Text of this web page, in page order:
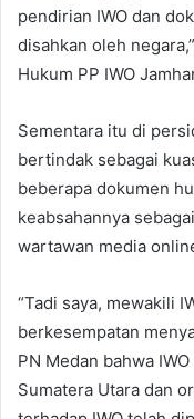
pendirian IWO dan
disahkan oleh
Hukum PP IWO
Sementara itu di
bertindak sebagai
beberapa dokumen
keabsahannya
wartawan media
“Tadi saya, mewakili
berkesempatan
PN Medan bahwa
Sumatera Utara dan